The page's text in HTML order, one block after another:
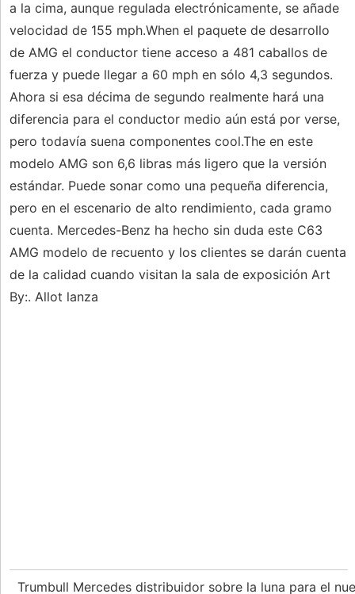
a la cima, aunque regulada electrónicamente, se añade
velocidad de 155 mph.When el paquete de desarrollo
de AMG el conductor tiene acceso a 481 caballos de
fuerza y ​​puede llegar a 60 mph en sólo 4,3 segundos.
Ahora si esa décima de segundo realmente hará una
diferencia para el conductor medio aún está por verse,
pero todavía suena componentes cool.The en este
modelo AMG son 6,6 libras más ligero que la versión
estándar. Puede sonar como una pequeña diferencia,
pero en el escenario de alto rendimiento, cada gramo
cuenta. Mercedes-Benz ha hecho sin duda este C63
AMG modelo de recuento y los clientes se darán cuenta
de la calidad cuando visitan la sala de exposición Art
By:. Allot lanza
Trumbull Mercedes distribuidor sobre la luna para el